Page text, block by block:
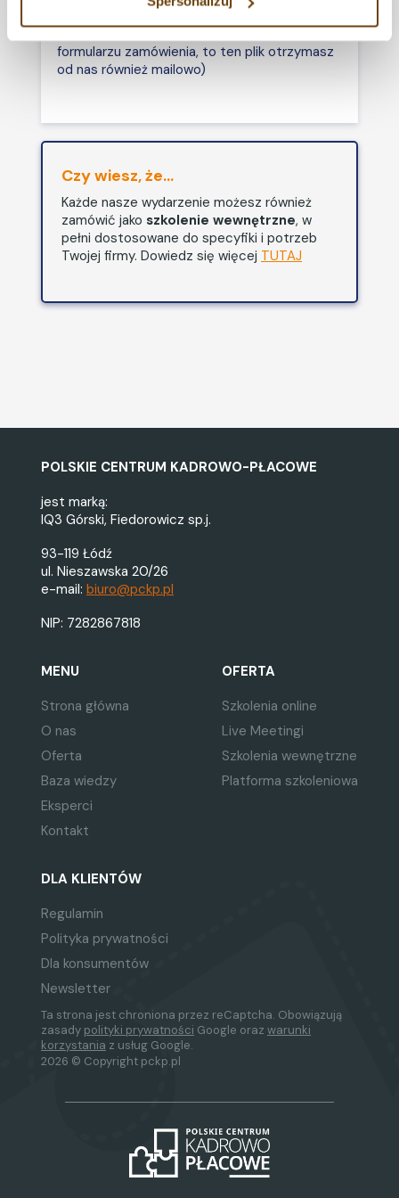
danych osobowych
pracowników; warunki
osobowych,
badania wstępne,
szkolenia BHP,
pracodawca żąda od
pracowników.
Zawieranie umów o pracę:
uzależnienie okresu
pracy,
czas określony, umowa na
okres kadencji, obiektywne
przyczyny po stronie
umowa na czas nieokreślony,
termin zawarcia umowy o
uprawnienia pracowników, z
którymi zawarto umowę na
czas określony: zakaz
Informacja o warunkach
zatrudnienia po zmianie
praktycznym przykładzie.
Wypowiadanie i
orzecznictwa:
zakończenie umowy
terminowej: okres
okres wypowiedzenia,
wypowiedzenia umowy o
pracę, skrócenie okresu
wypowiedzenia, wydłużenie
zaznaczysz opcję zwolnienia z VAT w
formularzu zamówienia, to ten plik otrzymasz
od nas również mailowo)
Czy wiesz, że...
Każde nasze wydarzenie możesz również
zamówić jako szkolenie wewnętrzne, w
pełni dostosowane do specyfiki i potrzeb
Twojej firmy. Dowiedz się więcej TUTAJ
POLSKIE CENTRUM KADROWO-PŁACOWE
jest marką:
IQ3 Górski, Fiedorowicz sp.j.
93-119 Łódź
ul. Nieszawska 20/26
e-mail: biuro@pckp.pl
NIP: 7282867818
MENU
Strona główna
O nas
Oferta
Baza wiedzy
Eksperci
Kontakt
OFERTA
Szkolenia online
Live Meetingi
Szkolenia wewnętrzne
Platforma szkoleniowa
DLA KLIENTÓW
Regulamin
Polityka prywatności
Dla konsumentów
Newsletter
Ta strona jest chroniona przez reCaptcha. Obowiązują
zasady polityki prywatności Google oraz warunki
korzystania z usług Google.
2026 © Copyright pckp.pl